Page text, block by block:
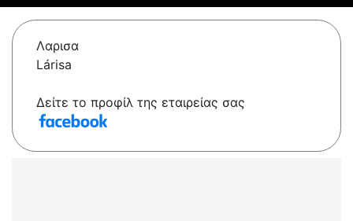
Λαρισα
Lárisa
Δείτε το προφίλ της εταιρείας σας